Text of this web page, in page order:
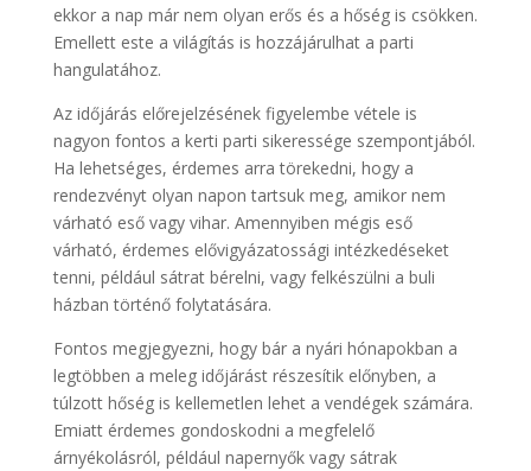
ekkor a nap már nem olyan erős és a hőség is csökken.
Emellett este a világítás is hozzájárulhat a parti
hangulatához.
Az időjárás előrejelzésének figyelembe vétele is
nagyon fontos a kerti parti sikeressége szempontjából.
Ha lehetséges, érdemes arra törekedni, hogy a
rendezvényt olyan napon tartsuk meg, amikor nem
várható eső vagy vihar. Amennyiben mégis eső
várható, érdemes elővigyázatossági intézkedéseket
tenni, például sátrat bérelni, vagy felkészülni a buli
házban történő folytatására.
Fontos megjegyezni, hogy bár a nyári hónapokban a
legtöbben a meleg időjárást részesítik előnyben, a
túlzott hőség is kellemetlen lehet a vendégek számára.
Emiatt érdemes gondoskodni a megfelelő
árnyékolásról, például napernyők vagy sátrak